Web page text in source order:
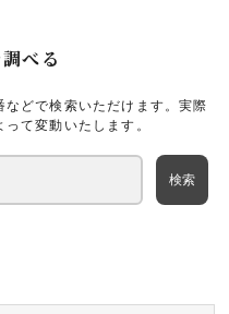
べる
どで検索いただけます。実際
て変動いたします。